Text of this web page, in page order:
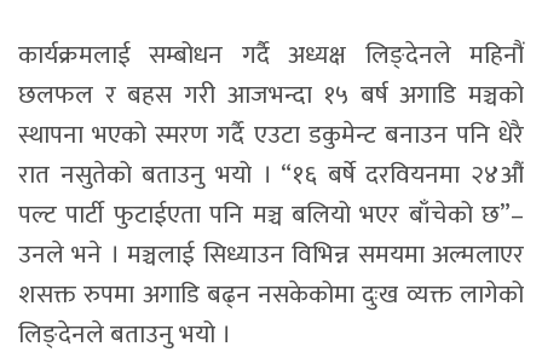
कार्यक्रमलाई सम्बोधन गर्दै अध्यक्ष लिङ्देनले महिनौं
छलफल र बहस गरी आजभन्दा १५ बर्ष अगाडि मञ्चको
स्थापना भएको स्मरण गर्दै एउटा डकुमेन्ट बनाउन पनि धेरै
रात नसुतेको बताउनु भयो । “१६ बर्षे दरवियनमा २४औं
पल्ट पार्टी फुटाईएता पनि मञ्च बलियो भएर बाँचेको छ”–
उनले भने । मञ्चलाई सिध्याउन विभिन्न समयमा अल्मलाएर
शसक्त रुपमा अगाडि बढ्न नसकेकोमा दुःख व्यक्त लागेको
लिङ्देनले बताउनु भयो ।